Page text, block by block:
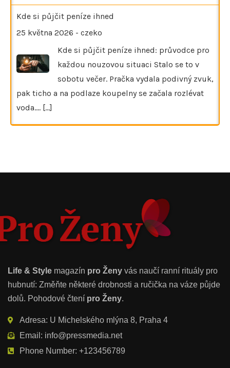
Kde si půjčit peníze ihned
25 května 2026 - czeko
Kde si půjčit peníze ihned: průvodce pro
každou nouzovou situaci Stalo se to v
sobotu večer. Pračka vydala podivný zvuk,
pak ticho a na podlaze koupelny se začala rozlévat
voda.… [...]
Life & Style magazín pro Ženy vás naučí ranní rituály pro
hubnutí: Změňte některé drobnosti a ručička na váze půjde
dolů. Pohodové čtení pro Ženy.
Adresa: U Michelského mlýna 8, Praha 4
Email: info@pressmedia.net
Phone Number: +123456789